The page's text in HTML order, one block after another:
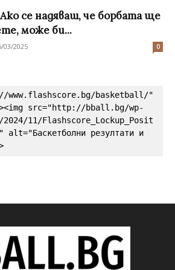
се надяваш, че борбата ще
може би...
03/2025 0
basketball/"
src="http://bball.bg/wp-
11/Flashscore_Lockup_Posit
alt="Баскетболни резултати и